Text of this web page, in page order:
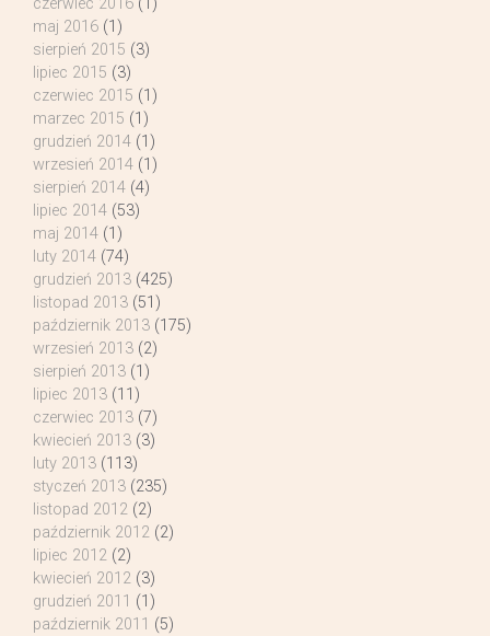
czerwiec 2016 (1)
maj 2016 (1)
sierpień 2015 (3)
lipiec 2015 (3)
czerwiec 2015 (1)
marzec 2015 (1)
grudzień 2014 (1)
wrzesień 2014 (1)
sierpień 2014 (4)
lipiec 2014 (53)
maj 2014 (1)
luty 2014 (74)
grudzień 2013 (425)
listopad 2013 (51)
październik 2013 (175)
wrzesień 2013 (2)
sierpień 2013 (1)
lipiec 2013 (11)
czerwiec 2013 (7)
kwiecień 2013 (3)
luty 2013 (113)
styczeń 2013 (235)
listopad 2012 (2)
październik 2012 (2)
lipiec 2012 (2)
kwiecień 2012 (3)
grudzień 2011 (1)
październik 2011 (5)